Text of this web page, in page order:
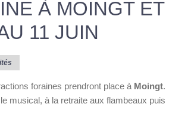
À MOINGT ET
11 JUIN
foraines prendront place à Moingt.
musical, à la retraite aux flambeaux puis